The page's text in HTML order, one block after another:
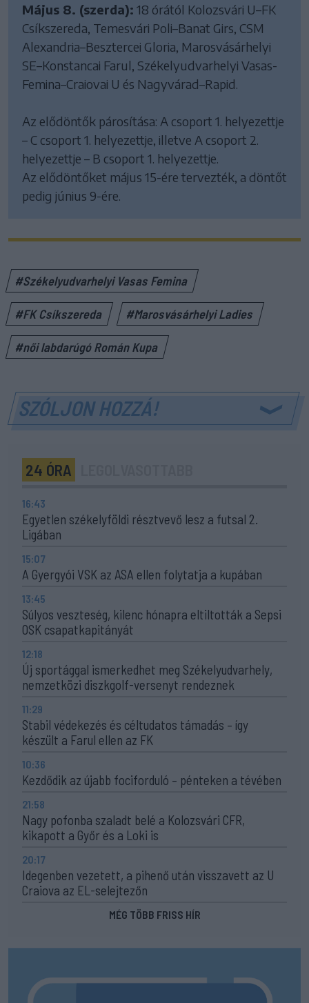
Május 8. (szerda): 18 órától Kolozsvári U–FK
Csíkszereda, Temesvári Poli–Banat Girs, CSM
Alexandria–Besztercei Gloria, Marosvásárhelyi
SE–Konstancai Farul, Székelyudvarhelyi Vasas-
Femina–Craiovai U és Nagyvárad–Rapid.
Az elődöntők párosítása: A csoport 1. helyezettje
– C csoport 1. helyezettje, illetve A csoport 2.
helyezettje – B csoport 1. helyezettje.
Az elődöntőket május 15-ére tervezték, a döntőt
pedig június 9-ére.
#Székelyudvarhelyi Vasas Femina
#FK Csíkszereda #Marosvásárhelyi Ladies
#női labdarúgó Román Kupa
SZÓLJON HOZZÁ!
24 ÓRA
16:43
Egyetlen székelyföldi résztvevő lesz a futsal 2.
Ligában
15:07
A Gyergyói VSK az ASA ellen folytatja a kupában
13:45
Súlyos veszteség, kilenc hónapra eltiltották a Sepsi
OSK csapatkapitányát
12:18
Új sportággal ismerkedhet meg Székelyudvarhely,
nemzetközi diszkgolf-versenyt rendeznek
11:29
Stabil védekezés és céltudatos támadás – így
készült a Farul ellen az FK
10:36
Kezdődik az újabb fociforduló – pénteken a tévében
21:58
Nagy pofonba szaladt belé a Kolozsvári CFR,
kikapott a Győr és a Loki is
20:17
Idegenben vezetett, a pihenő után visszavett az U
Craiova az EL-selejtezőn
MÉG TÖBB FRISS HÍR